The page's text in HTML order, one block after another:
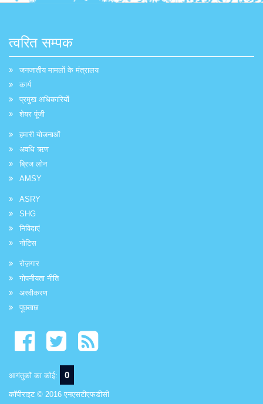
त्वरित सम्पक
जनजातीय मामलों के मंत्रालय
कार्य
प्रमुख अधिकारियों
शेयर पूंजी
हमारी योजनाओं
अवधि ऋण
ब्रिज लोन
AMSY
ASRY
SHG
निविदाएं
नोटिस
रोज़गार
गोपनीयता नीति
अस्वीकरण
पूछताछ
आगंतुकों का कोई: 0
कॉपीराइट © 2016 एनएसटीएफडीसी